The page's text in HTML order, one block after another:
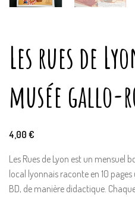
Les rues de
musée gallo-
4,00 €
Les Rues de Lyon est un mensuel
local lyonnais raconte en 10
BD, de manière didactique.